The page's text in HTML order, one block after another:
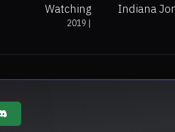
Indiana
Watching
|
2019